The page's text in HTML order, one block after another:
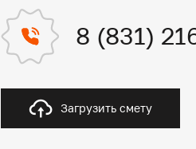
8 (831)
Загрузить смету